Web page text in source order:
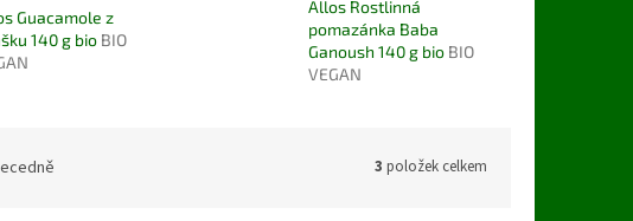
Guacamole z
140 g bio BIO
Allos Rostlinná
pomazánka Baba
Ganoush 140 g bio BIO
VEGAN
3 položek celkem